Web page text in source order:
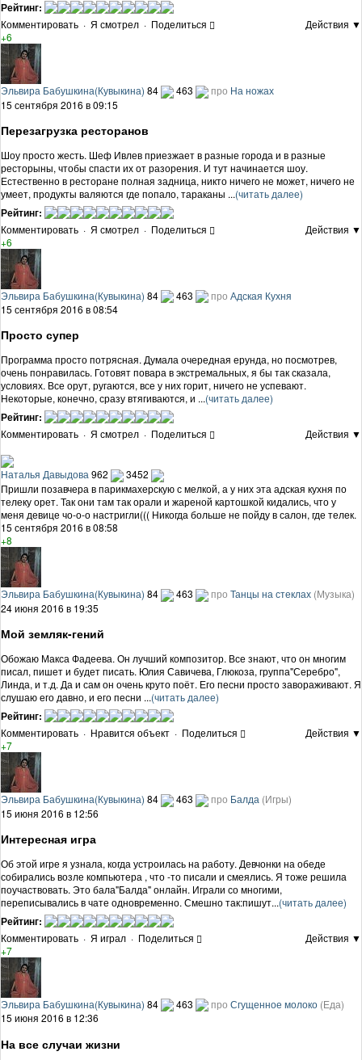
Рейтинг:
Комментировать · Я смотрел · Поделиться
Действия ▼
+6
Эльвира Бабушкина(Кувыкина) 84 463 про На ножах
15 сентября 2016 в 09:15
Перезагрузка ресторанов
Шоу просто жесть. Шеф Ивлев приезжает в разные города и в разные
ресторыны, чтобы спасти их от разорения. И тут начинается шоу.
Естественно в ресторане полная задница, никто ничего не может, ничего не
умеет, продукты валяются где попало, тараканы ...(читать далее)
Рейтинг:
Комментировать · Я смотрел · Поделиться
Действия ▼
+6
Эльвира Бабушкина(Кувыкина) 84 463 про Адская Кухня
15 сентября 2016 в 08:54
Просто супер
Программа просто потрясная. Думала очередная ерунда, но посмотрев,
очень понравилась. Готовят повара в экстремальных, я бы так сказала,
условиях. Все орут, ругаются, все у них горит, ничего не успевают.
Некоторые, конечно, сразу втягиваются, и ...(читать далее)
Рейтинг:
Комментировать · Я смотрел · Поделиться Действия ▼
Наталья Давыдова 962
3452
Пришли позавчера в парикмахерскую с мелкой, а у них эта адская кухня по
телеку орет. Так они там так орали и жареной картошкой кидались, что у
меня девице чо-о-о настригли((( Никогда больше не пойду в салон, где телек.
15 сентября 2016 в 08:58
+8
Эльвира Бабушкина(Кувыкина) 84 463 про Танцы на стеклах (Музыка)
24 июня 2016 в 19:35
Мой земляк-гений
Обожаю Макса Фадеева. Он лучший композитор. Все знают, что он многим
писал, пишет и будет писать. Юлия Савичева, Глюкоза, группа"Серебро",
Линда, и т.д. Да и сам он очень круто поёт. Его песни просто завораживают. Я
слушаю его давно, и его песни ...(читать далее)
Рейтинг:
Комментировать · Нравится объект · Поделиться
Действия ▼
+7
Эльвира Бабушкина(Кувыкина) 84 463 про Балда (Игры)
15 июня 2016 в 12:56
Интересная игра
Об этой игре я узнала, когда устроилась на работу. Девчонки на обеде
собирались возле компьютера , что -то писали и смеялись. Я тоже решила
поучаствовать. Это бала"Балда" онлайн. Играли со многими,
переписывались в чате одновременно. Смешно так:пишут...(читать далее)
Рейтинг:
Комментировать · Я играл · Поделиться
Действия ▼
+7
Эльвира Бабушкина(Кувыкина) 84 463 про Сгущенное молоко (Еда)
15 июня 2016 в 12:36
На все случаи жизни